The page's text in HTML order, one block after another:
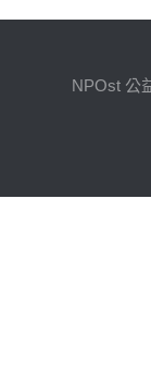
NPOst 公